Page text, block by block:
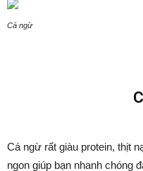
Cá ngừ
Cá ngừ rất giàu protein, thịt
ngon giúp bạn nhanh chóng